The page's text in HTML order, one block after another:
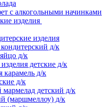
с алкогольными начинками
изделия
изделия
д/к
д/к
детские д/к
карамель д/к
д/к
детский д/к
(маршмеллоу) д/к